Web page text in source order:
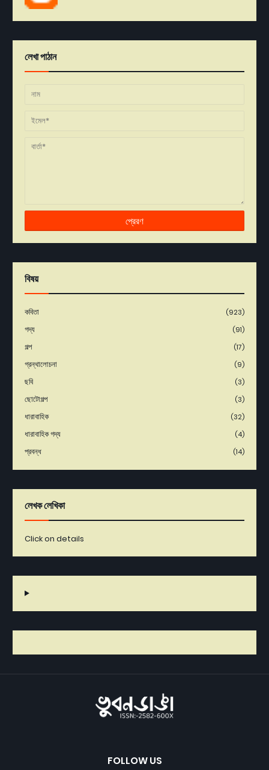
লেখা পাঠান
বিষয়
কবিতা (923)
গদ্য (91)
গল্প (17)
গ্রন্থালোচনা (9)
ছবি (3)
ছোটোগল্প (3)
ধারাবাহিক (32)
ধারাবাহিক গদ্য (4)
প্রবন্ধ (14)
লেখক লেখিকা
Click on details
FOLLOW US